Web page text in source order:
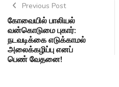
Previous Post
கோவையில் பாலியல்
வன்கொடுமை புகார்:
நடவடிக்கை எடுக்காமல்
அலைக்கழிப்பு எனப்
பெண் வேதனை!